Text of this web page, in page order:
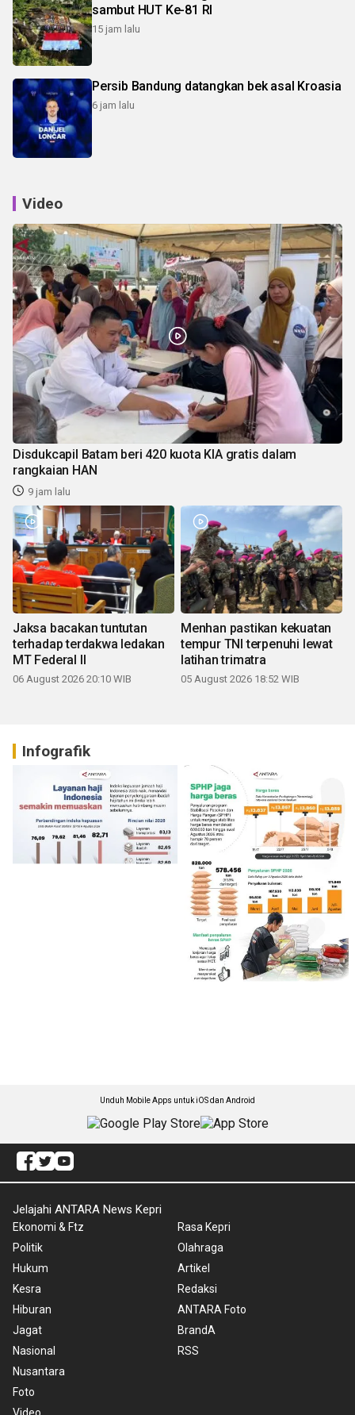
sambut HUT Ke-81 RI
15 jam lalu
Persib Bandung datangkan bek asal Kroasia
6 jam lalu
Video
Disdukcapil Batam beri 420 kuota KIA gratis dalam
rangkaian HAN
9 jam lalu
Jaksa bacakan tuntutan
terhadap terdakwa ledakan
MT Federal II
06 August 2026 20:10 WIB
Menhan pastikan kekuatan
tempur TNI terpenuhi lewat
latihan trimatra
05 August 2026 18:52 WIB
Infografik
Unduh Mobile Apps untuk iOS dan Android
Jelajahi ANTARA News Kepri
Ekonomi & Ftz
Politik
Hukum
Kesra
Hiburan
Jagat
Nasional
Nusantara
Foto
Rasa Kepri
Olahraga
Artikel
Redaksi
ANTARA Foto
BrandA
RSS